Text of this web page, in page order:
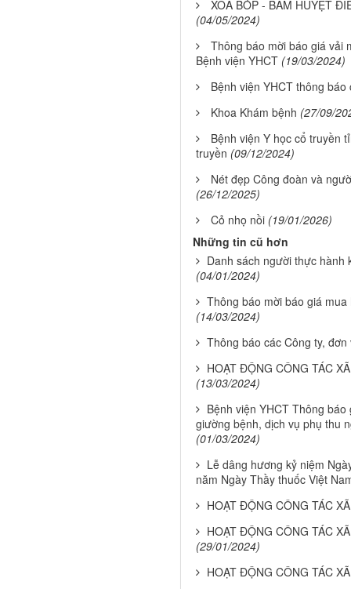
XOA BÓP - BẤM HUYỆT
(04/05/2024)
Thông báo mời báo giá vải
Bệnh viện YHCT (19/03/2024)
Bệnh viện YHCT thông
Khoa Khám bệnh (27/09/
Bệnh viện Y học cổ truyền
truyền (09/12/2024)
Nét đẹp Công đoàn và
(26/12/2025)
Cỏ nhọ nồi (19/01/2026)
Những tin cũ hơn
Danh sách người thực hành
(04/01/2024)
Thông báo mời báo giá
(14/03/2024)
Thông báo các Công ty,
HOẠT ĐỘNG CÔNG TÁC
(13/03/2024)
Bệnh viện YHCT Thông
giường bệnh, dịch vụ phụ thu
(01/03/2024)
Lễ dâng hương kỷ niệm
năm Ngày Thầy thuốc Việt
HOẠT ĐỘNG CÔNG TÁC
HOẠT ĐỘNG CÔNG TÁC
(29/01/2024)
HOẠT ĐỘNG CÔNG TÁC